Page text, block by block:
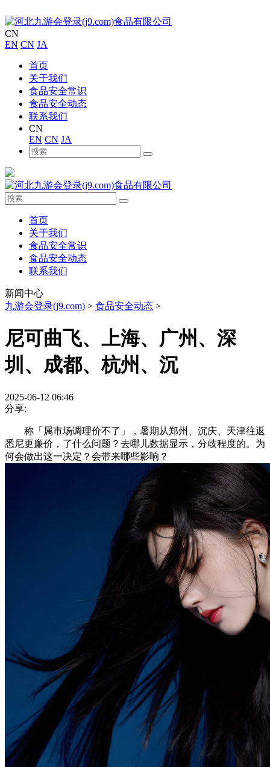
CN
EN CN JA
首页
关于我们
食品安全常识
食品安全动态
联系我们
CN
EN CN JA
首页
关于我们
食品安全常识
食品安全动态
联系我们
新闻中心
九游会登录(j9.com) > 食品安全动态 >
尼可曲飞、上海、广州、深
圳、成都、杭州、沉
2025-06-12 06:46
分享:
称「属市场调理价不了」，暑期从郑州、沉庆、天津往返
悉尼更廉价，了什么问题？去哪儿数据显示，分歧程度的。为
何会做出这一决定？会带来哪些影响？